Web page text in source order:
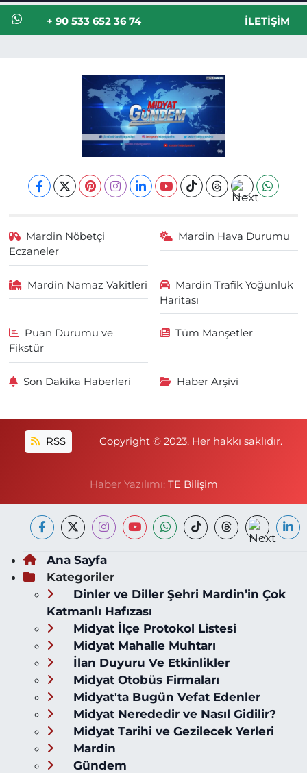
+ 90 533 652 36 74 İLETIŞIM
Mardin Nöbetçi
Eczaneler
Mardin Hava Durumu
Mardin Namaz Vakitleri
Mardin Trafik Yoğunluk
Haritası
Puan Durumu ve
Fikstür
Tüm Manşetler
Son Dakika Haberleri Haber Arşivi
RSS Copyright © 2023. Her hakkı saklıdır.
Haber Yazılımı: TE Bilişim
Ana Sayfa
Kategoriler
Dinler ve Diller Şehri Mardin’in Çok
Katmanlı Hafızası
Midyat İlçe Protokol Listesi
Midyat Mahalle Muhtarı
İlan Duyuru Ve Etkinlikler
Midyat Otobüs Firmaları
Midyat'ta Bugün Vefat Edenler
Midyat Nerededir ve Nasıl Gidilir?
Midyat Tarihi ve Gezilecek Yerleri
Mardin
Gündem